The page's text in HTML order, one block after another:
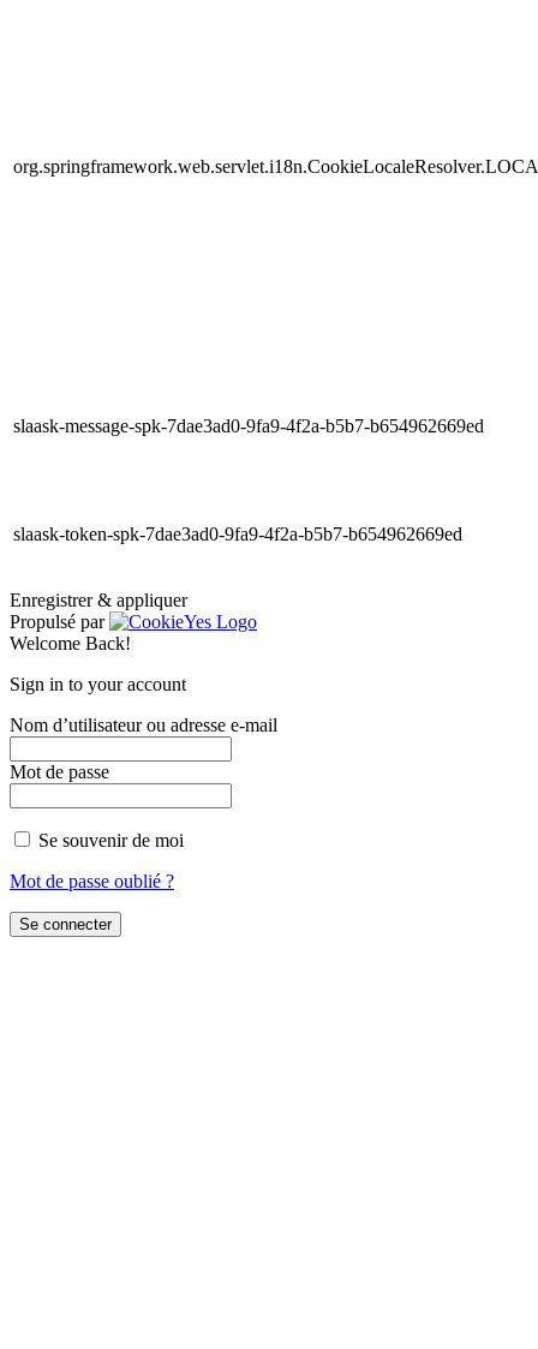
slaask-message-spk-7dae3ad0-9fa9-4f2a-b5b7-b654962669ed
slaask-token-spk-7dae3ad0-9fa9-4f2a-b5b7-b654962669ed
Enregistrer & appliquer
Propulsé par
Welcome Back!
Sign in to your account
Nom d’utilisateur ou adresse e-mail
Mot de passe
Se souvenir de moi
Mot de passe oublié ?